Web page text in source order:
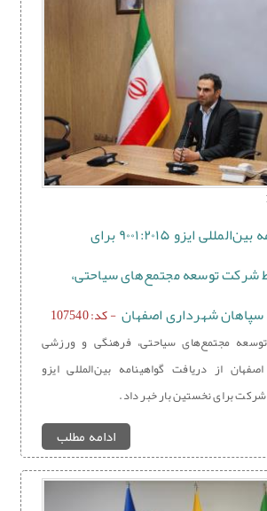
دریافت گواهینامه بین‌المللی ایزو ۹۰۰۱:۲۰۱۵ برای
شرکت توسعه مجتمع‌های سیاحتی،
شهرداری اصفهان - کد: 107540
مجتمع‌های سیاحتی، فرهنگی و ورزشی
از دریافت گواهینامه بین‌المللی ایزو
ادامه مطلب